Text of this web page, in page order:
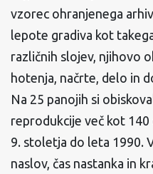
vzorec ohranjenega
lepote gradiva kot
različnih slojev, njihovo
hotenja, načrte, delo in
Na 25 panojih si
reprodukcije več kot
9. stoletja do leta 1990.
naslov, čas nastanka in